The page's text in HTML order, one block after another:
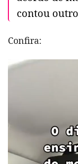
contou
Confira: